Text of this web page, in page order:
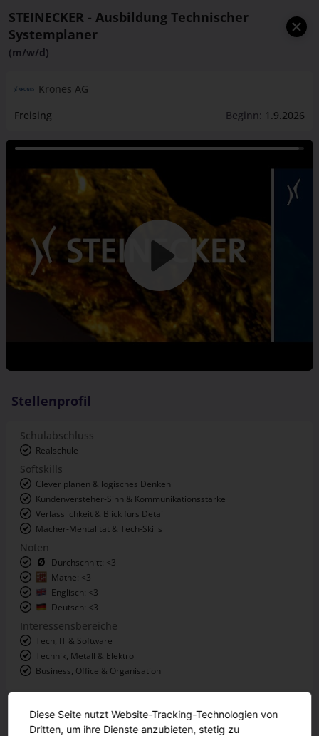
STEINECKER - Ausbildung Technischer
Systemplaner
(m/w/d)
Krones AG
Freising
Beginn: 1.9.2026
Stellenprofil
Schulabschluss
Realschule
Softskills
Clever planen & logisches Denken
Kundenversteher-Sinn & Kommunikationsstärke
Verlässlichkeit & Blick fürs Detail
Macher-Mentalität & Tech-Skills
Noten
Durchschnitt: <3
Mathe: <3
Englisch: <3
Deutsch: <3
Interessensbereiche
Tech, IT & Software
Technik, Metall & Elektro
Business, Office & Organisation
Wichtige Schulfächer
Diese Seite nutzt Website-Tracking-Technologien von
Dritten, um ihre Dienste anzubieten, stetig zu